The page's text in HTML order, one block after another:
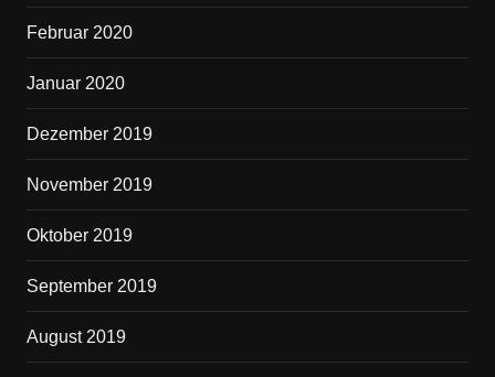
Februar 2020
Januar 2020
Dezember 2019
November 2019
Oktober 2019
September 2019
August 2019